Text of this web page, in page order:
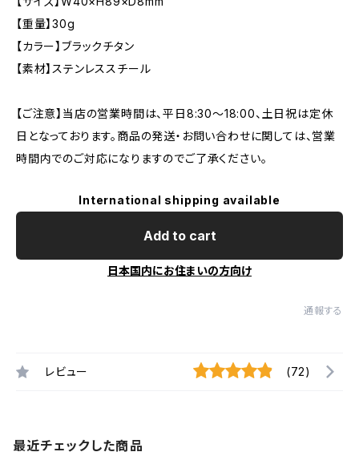
【重量】30g
【カラー】ブラックチタン
【素材】ステンレススチール
【ご注意】当店の営業時間は、平日8:30～18:00、土日祝は定休
日となっております。商品の発送・お問い合わせに関しては、営業
時間内でのご対応になりますのでご了承ください。
International shipping available
Add to cart
日本国内にお住まいの方向け
通報する
レビュー (72)
最近チェックした商品